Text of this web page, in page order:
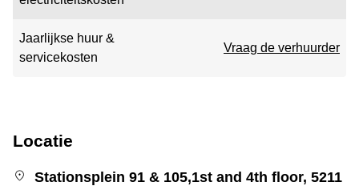
Jaarlijkse huur &
servicekosten
Vraag de verhuurder
Locatie
Stationsplein 91 & 105,1st and 4th floor, 5211